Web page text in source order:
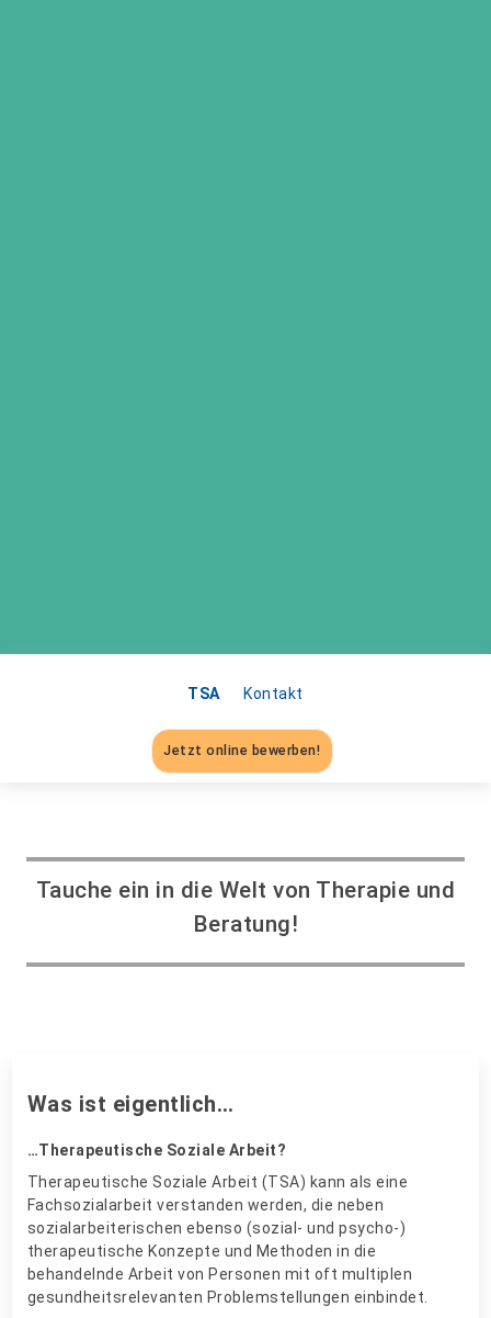
TSA Kontakt
Jetzt online bewerben!
Tauche ein in die Welt von Therapie und
Beratung!
Was ist eigentlich…
…Therapeutische Soziale Arbeit?
Therapeutische Soziale Arbeit (TSA) kann als eine
Fachsozialarbeit verstanden werden, die neben
sozialarbeiterischen ebenso (sozial- und psycho-)
therapeutische Konzepte und Methoden in die
behandelnde Arbeit von Personen mit oft multiplen
gesundheitsrelevanten Problemstellungen einbindet.